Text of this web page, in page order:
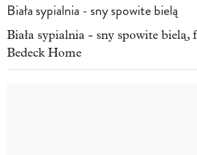
Biała sypialnia - sny spowite bielą
Biała sypialnia - sny spowite bielą,
Bedeck Home